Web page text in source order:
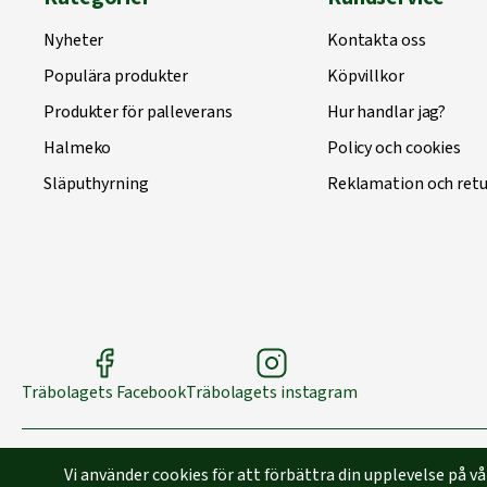
Nyheter
Populära produkter
Produkter för palleverans
Halmeko
Släputhyrning
Kontakta oss
Köpvillkor
Hur handlar jag?
Policy och cookies
Reklamation och
Träbolagets FacebookTräbolagets instagram